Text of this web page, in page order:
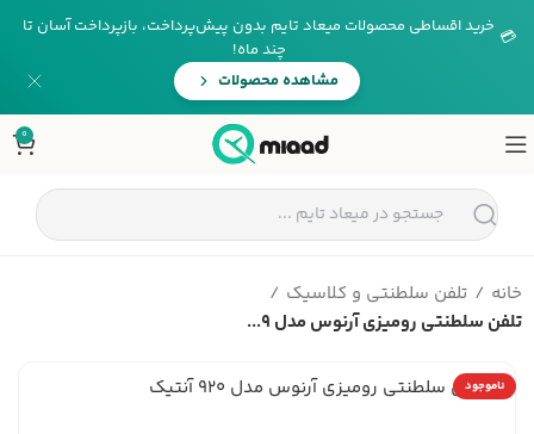
💳 خرید اقساطی محصولات میعاد تایم بدون پیش‌پرداخت، بازپرداخت آسان تا
چند ماه!
مشاهده محصولات
0
خانه
تلفن سلطنتی و کلاسیک
تلفن سلطنتی رومیزی آرنوس مدل 9...
ناموجود